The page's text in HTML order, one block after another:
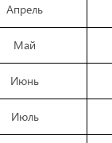
Апрель
Май
Июнь
Июль